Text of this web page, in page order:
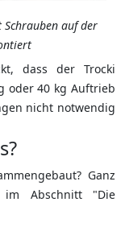
auf der
dass der Trocki
oder 40 kg Auftrieb
nicht notwendig
Ganz
Abschnitt "Die